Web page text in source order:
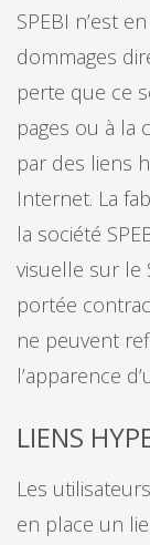
SPEBI n’est
dommages
perte que ce
pages ou à la
par des liens
Internet. La
la société
visuelle sur le
portée
ne peuvent
l’apparence
LIENS
Les
en place un